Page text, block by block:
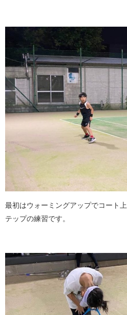
最初はウォーミングアップでコート
テップの練習です。